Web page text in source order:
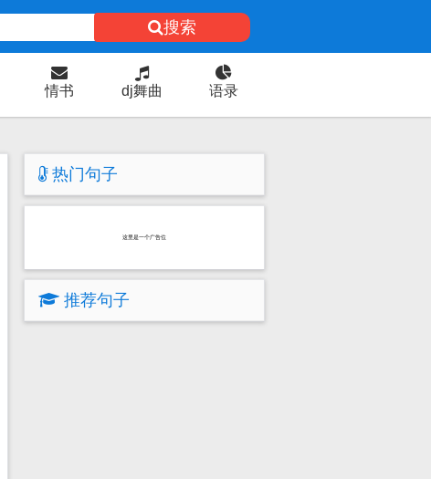
搜索
情书 dj舞曲 语录
热门句子
这里是一个广告位
推荐句子